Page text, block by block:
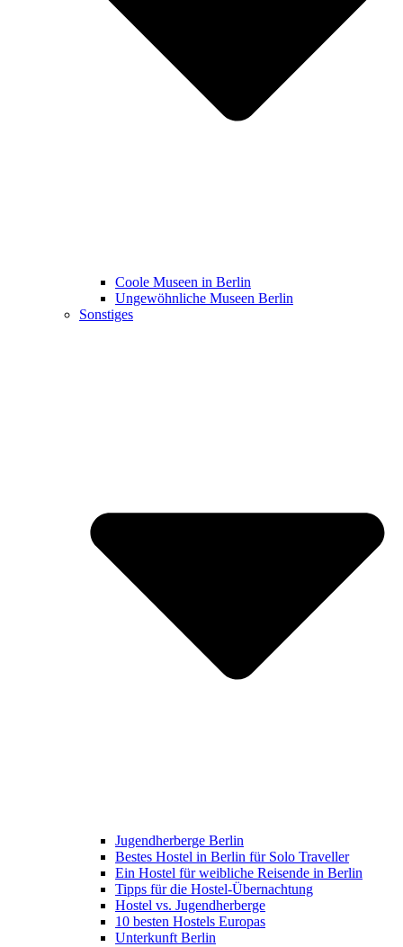
Coole Museen in Berlin
Ungewöhnliche Museen Berlin
Sonstiges
Jugendherberge Berlin
Bestes Hostel in Berlin für Solo Traveller
Ein Hostel für weibliche Reisende in Berlin
Tipps für die Hostel-Übernachtung
Hostel vs. Jugendherberge
10 besten Hostels Europas
Unterkunft Berlin